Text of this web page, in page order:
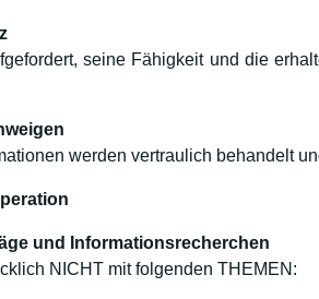
seine Fähigkeit und die
werden vertraulich behandelt
und Informationsrecherchen
NICHT mit folgenden THEMEN: